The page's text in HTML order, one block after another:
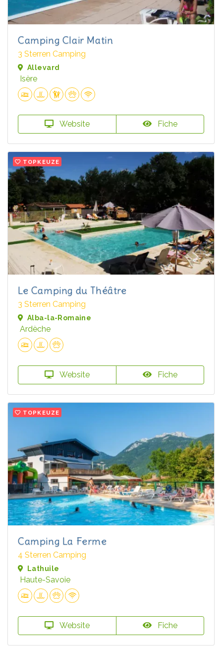
Camping Clair Matin
3 Sterren Camping
Allevard
Isère
Website Fiche
TOPKEUZE
Le Camping du Théâtre
3 Sterren Camping
Alba-la-Romaine
Ardèche
Website Fiche
TOPKEUZE
Camping La Ferme
4 Sterren Camping
Lathuile
Haute-Savoie
Website Fiche